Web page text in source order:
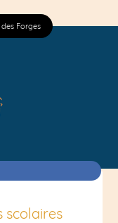
Forges
scolaires